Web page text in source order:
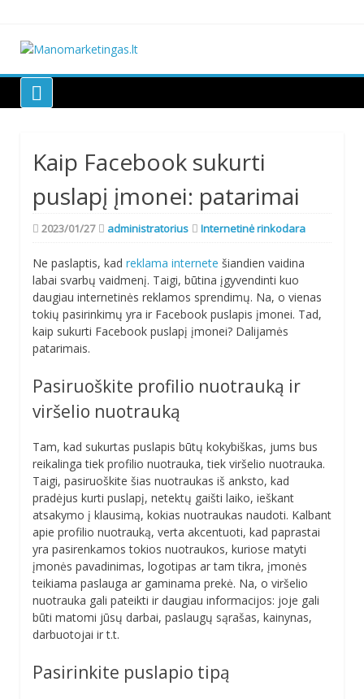
content
Manomarketingas.lt
Kaip Facebook sukurti
puslapį įmonei: patarimai
2023/01/27 administratorius Internetinė rinkodara
Ne paslaptis, kad reklama internete šiandien vaidina
labai svarbų vaidmenį. Taigi, būtina įgyvendinti kuo
daugiau internetinės reklamos sprendimų. Na, o vienas
tokių pasirinkimų yra ir Facebook puslapis įmonei. Tad,
kaip sukurti Facebook puslapį įmonei? Dalijamės
patarimais.
Pasiruoškite profilio nuotrauką ir
viršelio nuotrauką
Tam, kad sukurtas puslapis būtų kokybiškas, jums bus
reikalinga tiek profilio nuotrauka, tiek viršelio nuotrauka.
Taigi, pasiruoškite šias nuotraukas iš anksto, kad
pradėjus kurti puslapį, netektų gaišti laiko, ieškant
atsakymo į klausimą, kokias nuotraukas naudoti. Kalbant
apie profilio nuotrauką, verta akcentuoti, kad paprastai
yra pasirenkamos tokios nuotraukos, kuriose matyti
įmonės pavadinimas, logotipas ar tam tikra, įmonės
teikiama paslauga ar gaminama prekė. Na, o viršelio
nuotrauka gali pateikti ir daugiau informacijos: joje gali
būti matomi jūsų darbai, paslaugų sąrašas, kainynas,
darbuotojai ir t.t.
Pasirinkite puslapio tipą